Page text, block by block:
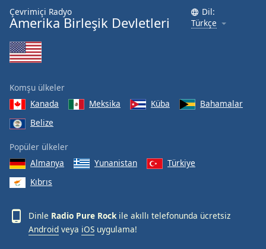
Family
Reset
Done
Dialog
End
dialog
Çevrimiçi Radyo
Amerika Birleşik Devletleri
Dil:
Türkçe
Komşu ülkeler
Kanada
Meksika Küba
Bahamalar
Belize
Popüler ülkeler
Almanya
Yunanistan
Türkiye
Kıbrıs
Dinle Radio Pure Rockile akıllı telefonunda ücretsiz
Android veya iOS uygulama!